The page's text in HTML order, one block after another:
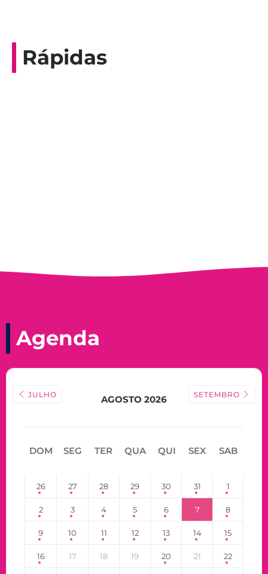
Rápidas
Agenda
JULHO AGOSTO 2026 SETEMBRO
DOM SEG TER QUA QUI SEX SAB
26 27 28 29 30 31 1
2 3 4 5 6 7 8
9 10 11 12 13 14 15
16 17 18 19 20 21 22